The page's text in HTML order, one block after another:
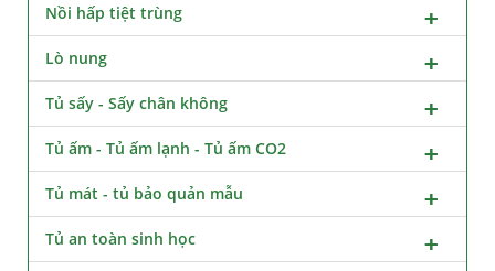
Nồi hấp tiệt trùng
Lò nung
Tủ sấy - Sấy chân không
Tủ ấm - Tủ ấm lạnh - Tủ ấm CO2
Tủ mát - tủ bảo quản mẫu
Tủ an toàn sinh học